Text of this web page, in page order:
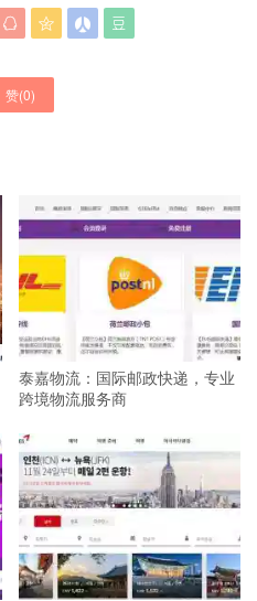
   
赞(0)
泰嘉物流：国际邮政快递，专业
跨境物流服务商